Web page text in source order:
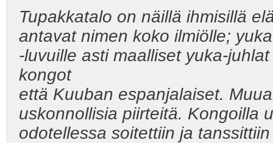
Tupakkatalo on näillä ihmisillä
antavat nimen koko ilmiölle;
-luvuille asti maalliset yuka-
kongot
että Kuuban espanjalaiset.
uskonnollisia piirteitä. Kongoilla
odotellessa soitettiin ja